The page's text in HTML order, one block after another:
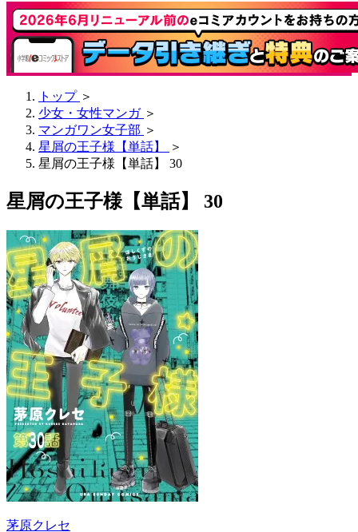
トップ ＞
少女・女性マンガ ＞
マンガワン女子部 ＞
星屑の王子様【単話】
＞
星屑の王子様【単話】 30
星屑の王子様【単話】 30
茅原クレセ